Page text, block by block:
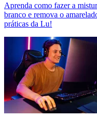
Aprenda como fazer a
branco e remova o
práticas da Lu!